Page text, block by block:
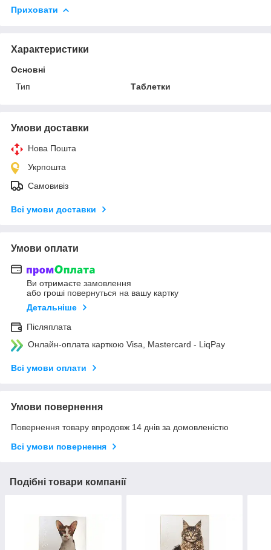
Приховати
Характеристики
Основні
Тип
Таблетки
Умови доставки
Нова Пошта
Укрпошта
Самовивіз
Всі умови доставки
Умови оплати
Ви отримаєте замовлення
або гроші повернуться на вашу картку
Детальніше
Післяплата
Онлайн-оплата карткою Visa, Mastercard - LiqPay
Всі умови оплати
Умови повернення
Повернення товару впродовж 14 днів за домовленістю
Всі умови повернення
Подібні товари компанії